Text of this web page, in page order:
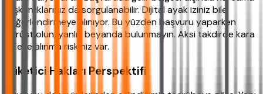
alışkanlıklarınız da sorgulanabilir. Dijital ayak iziniz bile
değerlendirmeye alınıyor. Bu yüzden başvuru yaparken
dürüst olun, yanlış beyanda bulunmayın. Aksi takdirde kara
listeye alınma riskiniz var.
Tüketici Hakları Perspektifi